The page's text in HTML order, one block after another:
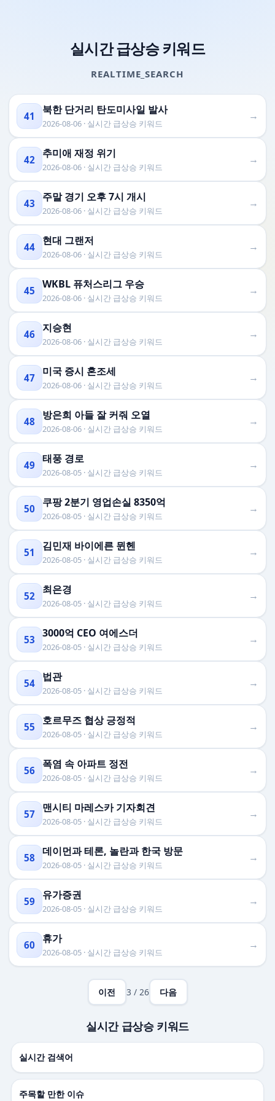
실시간 급상승 키워드
REALTIME_SEARCH
41 북한 단거리 탄도미사일 발사
2026-08-06 · 실시간 급상승 키워드
→
42 추미애 재정 위기
2026-08-06 · 실시간 급상승 키워드
→
43 주말 경기 오후 7시 개시
2026-08-06 · 실시간 급상승 키워드
→
44 현대 그랜저
2026-08-06 · 실시간 급상승 키워드
→
45 WKBL 퓨처스리그 우승
2026-08-06 · 실시간 급상승 키워드
→
46 지승현
2026-08-06 · 실시간 급상승 키워드
→
47 미국 증시 혼조세
2026-08-06 · 실시간 급상승 키워드
→
48 방은희 아들 잘 커줘 오열
2026-08-06 · 실시간 급상승 키워드
→
49 태풍 경로
2026-08-05 · 실시간 급상승 키워드
→
50 쿠팡 2분기 영업손실 8350억
2026-08-05 · 실시간 급상승 키워드
→
51 김민재 바이에른 뮌헨
2026-08-05 · 실시간 급상승 키워드
→
52 최은경
2026-08-05 · 실시간 급상승 키워드
→
53 3000억 CEO 여에스더
2026-08-05 · 실시간 급상승 키워드
→
54 법관
2026-08-05 · 실시간 급상승 키워드
→
55 호르무즈 협상 긍정적
2026-08-05 · 실시간 급상승 키워드
→
56 폭염 속 아파트 정전
2026-08-05 · 실시간 급상승 키워드
→
57 맨시티 마레스카 기자회견
2026-08-05 · 실시간 급상승 키워드
→
58 데이먼과 테론, 놀란과 한국 방문
2026-08-05 · 실시간 급상승 키워드
→
59 유가증권
2026-08-05 · 실시간 급상승 키워드
→
60 휴가
2026-08-05 · 실시간 급상승 키워드
→
이전 3 / 26 다음
실시간 급상승 키워드
실시간 검색어
주목할 만한 이슈